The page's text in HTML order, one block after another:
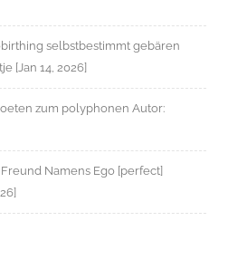
selbstbestimmt gebären
[Jan 14, 2026]
zum polyphonen Autor:
Namens Ego [perfect]